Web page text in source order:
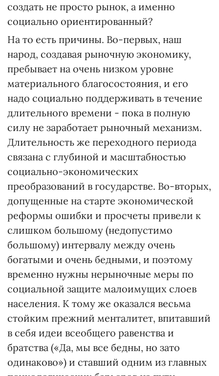
создать не просто рынок, а именно
социально ориентированный?
На то есть причины. Во-первых, наш
народ, создавая рыночную экономику,
пребывает на очень низком уровне
материального благосостояния, и его
надо социально поддерживать в течение
длительного времени - пока в полную
силу не заработает рыночный механизм.
Длительность же переходного периода
связана с глубиной и масштабностью
социально-экономических
преобразований в государстве. Во-вторых,
допущенные на старте экономической
реформы ошибки и просчеты привели к
слишком большому (недопустимо
большому) интервалу между очень
богатыми и очень бедными, и поэтому
временно нужны нерыночные меры по
социальной защите малоимущих слоев
населения. К тому же оказался весьма
стойким прежний менталитет, впитавший
в себя идеи всеобщего равенства и
братства («Да, мы все бедны, но зато
одинаково») и ставший одним из главных